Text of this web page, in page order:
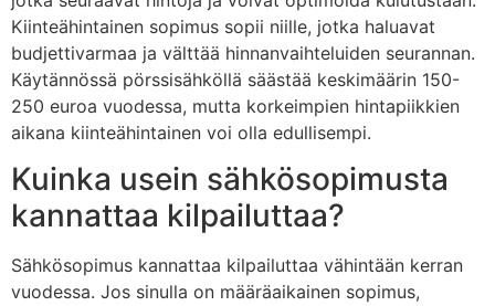
Kiinteähintainen sopimus sopii niille, jotka haluavat
budjettivarmaa ja välttää hinnanvaihteluiden seurannan.
Käytännössä pörssisähköllä säästää keskimäärin 150-
250 euroa vuodessa, mutta korkeimpien hintapiikkien
aikana kiinteähintainen voi olla edullisempi.
Kuinka usein sähkösopimusta
kannattaa kilpailuttaa?
Sähkösopimus kannattaa kilpailuttaa vähintään kerran
vuodessa. Jos sinulla on määräaikainen sopimus,